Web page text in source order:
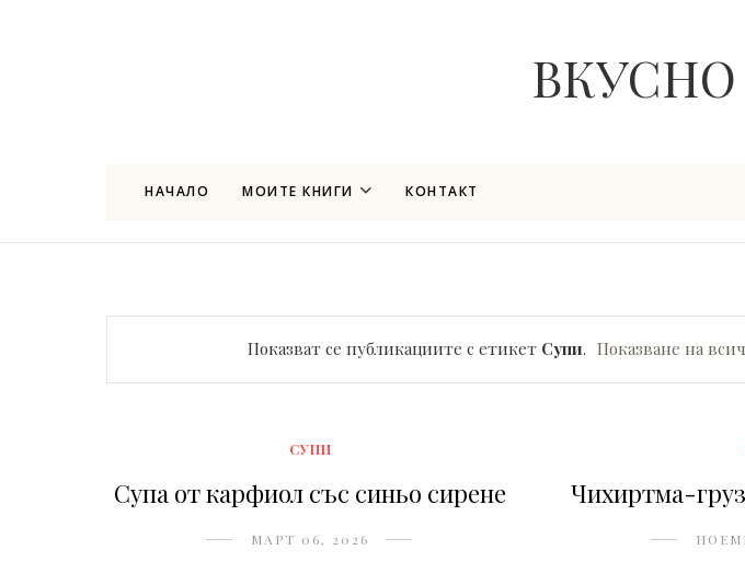
НАЧАЛО МОИТЕ КНИГИ КОНТАКТ
Показват се публикациите с етикет Супи. Показване на
СУПИ
Супа от карфиол със синьо сирене
МАРТ 06, 2026
Чихиртма-